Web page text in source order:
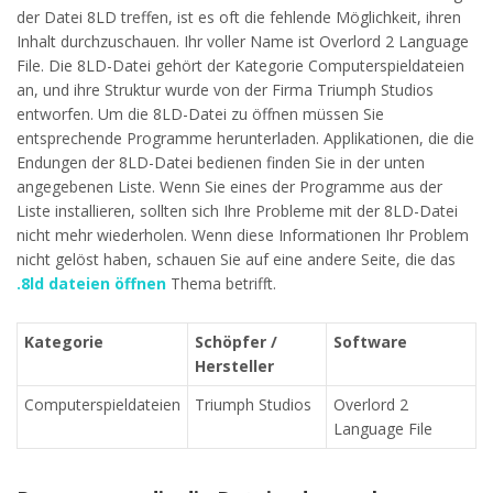
der Datei 8LD treffen, ist es oft die fehlende Möglichkeit, ihren
Inhalt durchzuschauen. Ihr voller Name ist Overlord 2 Language
File. Die 8LD-Datei gehört der Kategorie Computerspieldateien
an, und ihre Struktur wurde von der Firma Triumph Studios
entworfen. Um die 8LD-Datei zu öffnen müssen Sie
entsprechende Programme herunterladen. Applikationen, die die
Endungen der 8LD-Datei bedienen finden Sie in der unten
angegebenen Liste. Wenn Sie eines der Programme aus der
Liste installieren, sollten sich Ihre Probleme mit der 8LD-Datei
nicht mehr wiederholen. Wenn diese Informationen Ihr Problem
nicht gelöst haben, schauen Sie auf eine andere Seite, die das
.8ld dateien öffnen Thema betrifft.
Kategorie
Schöpfer /
Hersteller
Software
Computerspieldateien Triumph Studios
Overlord 2
Language File